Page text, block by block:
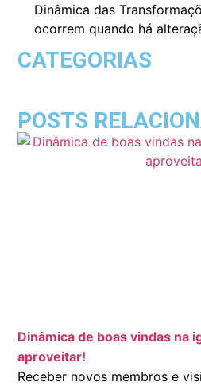
Dinâmica das
ocorrem quando há
CATEGORIAS
POSTS
Dinâmica de boas vindas na
aproveitar!
Receber novos membros e